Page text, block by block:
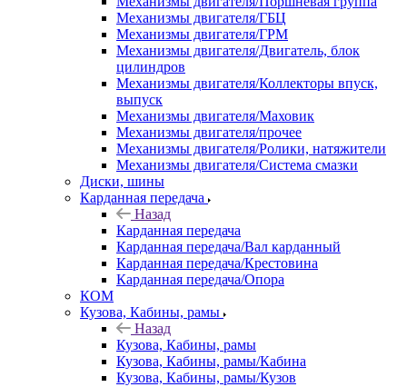
Механизмы двигателя/ГБЦ
Механизмы двигателя/ГРМ
Механизмы двигателя/Двигатель, блок
цилиндров
Механизмы двигателя/Коллекторы впуск,
выпуск
Механизмы двигателя/Маховик
Механизмы двигателя/прочее
Механизмы двигателя/Ролики, натяжители
Механизмы двигателя/Система смазки
Диски, шины
Карданная передача
Назад
Карданная передача
Карданная передача/Вал карданный
Карданная передача/Крестовина
Карданная передача/Опора
КОМ
Кузова, Кабины, рамы
Назад
Кузова, Кабины, рамы
Кузова, Кабины, рамы/Кабина
Кузова, Кабины, рамы/Кузов